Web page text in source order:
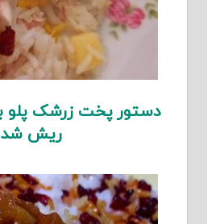
دستور پخت زرشک پلو
ریش